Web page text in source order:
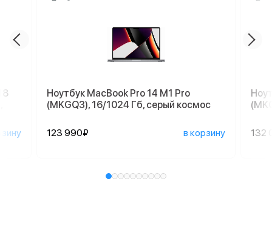
Ноутбук MacBook Pro 14 M1 Pro
(MKGQ3), 16/1024 Гб, серый космос
123 990₽ в корзину 132